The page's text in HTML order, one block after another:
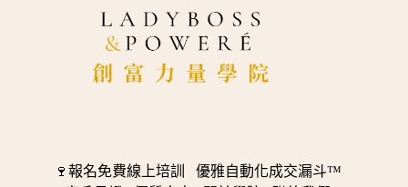
🍷報名免費線上培訓
優雅自動化成交漏斗™